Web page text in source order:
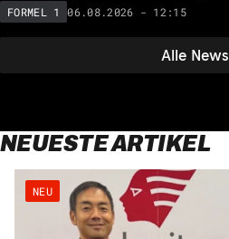
Alle News
FORMEL 1 06.08.2026 - 12:15
NEUESTE ARTIKEL
NEU